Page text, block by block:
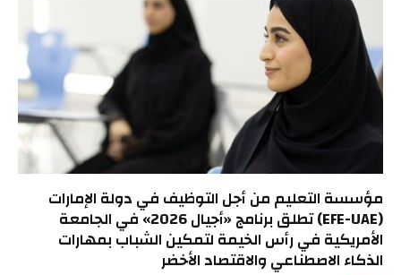
مؤسسة التعليم من أجل التوظيف في دولة الإمارات
(EFE-UAE) تطلق برنامج «أجيال 2026» في الجامعة
الأمريكية في رأس الخيمة لتمكين الشباب بمهارات
الذكاء الاصطناعي والاقتصاد الأخضر